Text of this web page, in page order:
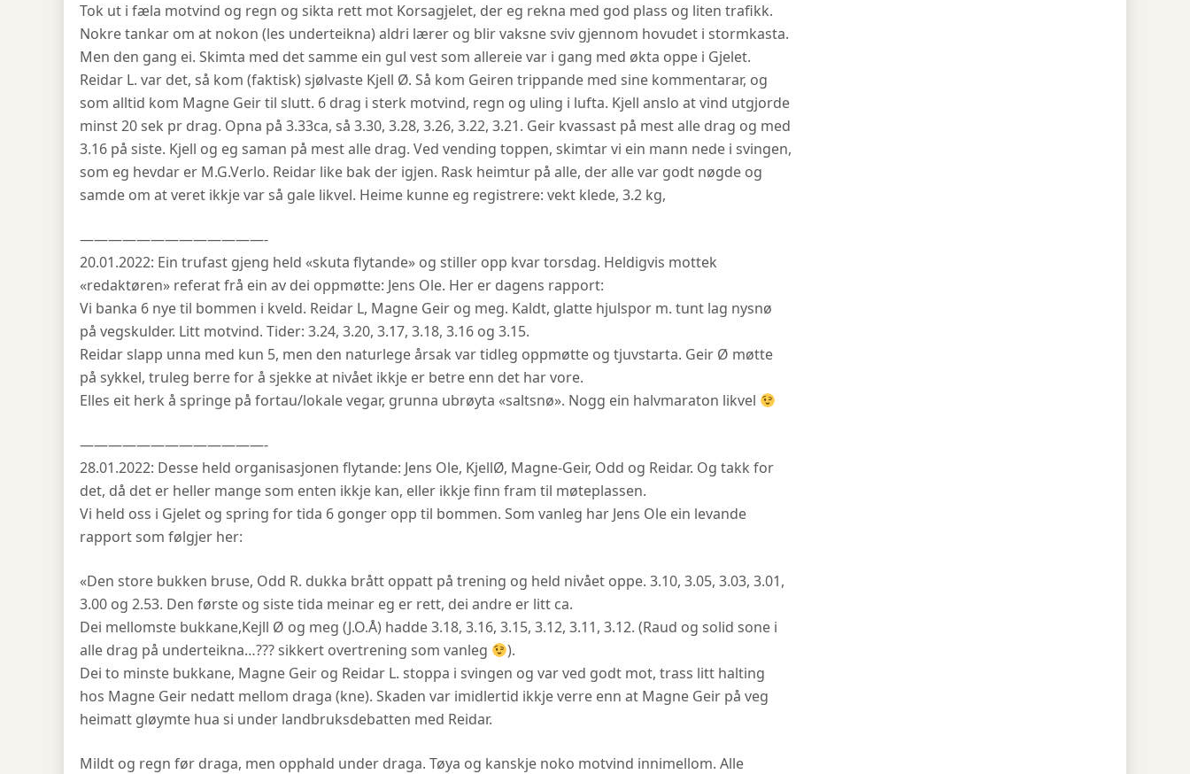
Tok ut i fæla motvind og regn og sikta rett mot Korsagjelet, der eg rekna med god plass og liten trafikk.
Nokre tankar om at nokon (les underteikna) aldri lærer og blir vaksne sviv gjennom hovudet i stormkasta.
Men den gang ei. Skimta med det samme ein gul vest som allereie var i gang med økta oppe i Gjelet.
Reidar L. var det, så kom (faktisk) sjølvaste Kjell Ø. Så kom Geiren trippande med sine kommentarar, og
som alltid kom Magne Geir til slutt. 6 drag i sterk motvind, regn og uling i lufta. Kjell anslo at vind utgjorde
minst 20 sek pr drag. Opna på 3.33ca, så 3.30, 3.28, 3.26, 3.22, 3.21. Geir kvassast på mest alle drag og med
3.16 på siste. Kjell og eg saman på mest alle drag. Ved vending toppen, skimtar vi ein mann nede i svingen,
som eg hevdar er M.G.Verlo. Reidar like bak der igjen. Rask heimtur på alle, der alle var godt nøgde og
samde om at veret ikkje var så gale likvel. Heime kunne eg registrere: vekt klede, 3.2 kg,
—————————————-
20.01.2022: Ein trufast gjeng held «skuta flytande» og stiller opp kvar torsdag. Heldigvis mottek
«redaktøren» referat frå ein av dei oppmøtte: Jens Ole. Her er dagens rapport:
Vi banka 6 nye til bommen i kveld. Reidar L, Magne Geir og meg. Kaldt, glatte hjulspor m. tunt lag nysnø
på vegskulder. Litt motvind. Tider: 3.24, 3.20, 3.17, 3.18, 3.16 og 3.15.
Reidar slapp unna med kun 5, men den naturlege årsak var tidleg oppmøtte og tjuvstarta. Geir Ø møtte
på sykkel, truleg berre for å sjekke at nivået ikkje er betre enn det har vore.
Elles eit herk å springe på fortau/lokale vegar, grunna ubrøyta «saltsnø». Nogg ein halvmaraton likvel
—————————————-
28.01.2022: Desse held organisasjonen flytande: Jens Ole, KjellØ, Magne-Geir, Odd og Reidar. Og takk for
det, då det er heller mange som enten ikkje kan, eller ikkje finn fram til møteplassen.
Vi held oss i Gjelet og spring for tida 6 gonger opp til bommen. Som vanleg har Jens Ole ein levande
rapport som følgjer her:
«Den store bukken bruse, Odd R. dukka brått oppatt på trening og held nivået oppe. 3.10, 3.05, 3.03, 3.01,
3.00 og 2.53. Den første og siste tida meinar eg er rett, dei andre er litt ca.
Dei mellomste bukkane,Kejll Ø og meg (J.O.Å) hadde 3.18, 3.16, 3.15, 3.12, 3.11, 3.12. (Raud og solid sone i
alle drag på underteikna…??? sikkert overtrening som vanleg
).
Dei to minste bukkane, Magne Geir og Reidar L. stoppa i svingen og var ved godt mot, trass litt halting
hos Magne Geir nedatt mellom draga (kne). Skaden var imidlertid ikkje verre enn at Magne Geir på veg
heimatt gløymte hua si under landbruksdebatten med Reidar.
Mildt og regn før draga, men opphald under draga. Tøya og kanskje noko motvind innimellom. Alle